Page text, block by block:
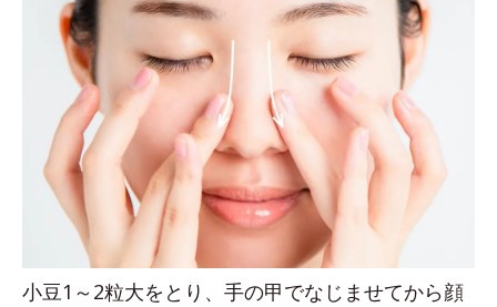
小豆1～2粒大をとり、手の甲でなじませてから顔